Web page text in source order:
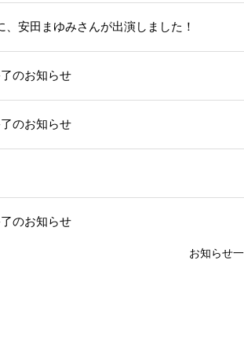
安田まゆみさんが出演しました！
のお知らせ
のお知らせ
のお知らせ
お知らせ